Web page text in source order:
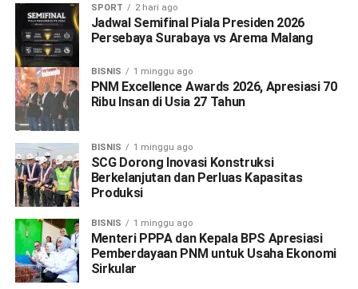
SPORT 2 hari ago
Jadwal Semifinal Piala Presiden 2026
Persebaya Surabaya vs Arema Malang
BISNIS 1 minggu ago
PNM Excellence Awards 2026, Apresiasi 70
Ribu Insan di Usia 27 Tahun
BISNIS 1 minggu ago
SCG Dorong Inovasi Konstruksi
Berkelanjutan dan Perluas Kapasitas
Produksi
BISNIS 1 minggu ago
Menteri PPPA dan Kepala BPS Apresiasi
Pemberdayaan PNM untuk Usaha Ekonomi
Sirkular